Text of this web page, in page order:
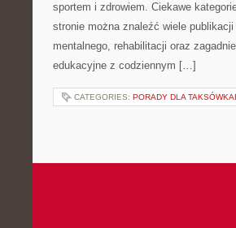
sportem i zdrowiem. Ciekawe
stronie można znaleźć wiele
mentalnego, rehabilitacji oraz
edukacyjne z codziennym […]
CATEGORIES: PORADY DLA